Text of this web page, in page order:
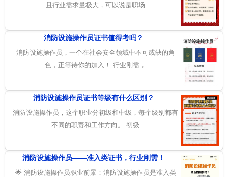
且行业需求量极大，可以说是职场
消防设施操作员证书值得考吗？
消防设施操作员，一个在社会安全领域中不可或缺的角
色，正等待你的加入！ 行业刚需，
消防设施操作员证书等级有什么区别？
消防设施操作员，这个职业分初级和中级，每个级别都有
不同的职责和工作方向。 初级
消防设施操作员——准入类证书，行业刚需！
🌟 消防设施操作员职业前景：消防设施操作员是准入类